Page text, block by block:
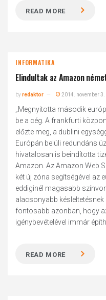
READ MORE
INFORMATIKA
Elindultak az Amazon
byredaktor 2014. november 3.
„Megnyitotta második
be a cég. A frankfurti
előzte meg, a dublini
Európán belüli redundáns
hivatalosan is beindította
Amazon. Az Amazon Web
két új zóna segítségével az
eddiginél magasabb
alacsonyabb
fontosabb azonban, hogy
igénybevételével immár
READ MORE